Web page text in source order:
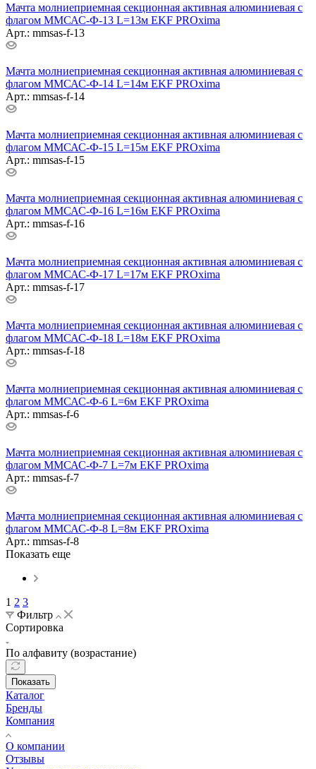
Мачта молниеприемная секционная активная алюминиевая c
флагом ММСАС-Ф-13 L=13м EKF PROxima
Арт.: mmsas-f-13
Мачта молниеприемная секционная активная алюминиевая c
флагом ММСАС-Ф-14 L=14м EKF PROxima
Арт.: mmsas-f-14
Мачта молниеприемная секционная активная алюминиевая c
флагом ММСАС-Ф-15 L=15м EKF PROxima
Арт.: mmsas-f-15
Мачта молниеприемная секционная активная алюминиевая c
флагом ММСАС-Ф-16 L=16м EKF PROxima
Арт.: mmsas-f-16
Мачта молниеприемная секционная активная алюминиевая c
флагом ММСАС-Ф-17 L=17м EKF PROxima
Арт.: mmsas-f-17
Мачта молниеприемная секционная активная алюминиевая c
флагом ММСАС-Ф-18 L=18м EKF PROxima
Арт.: mmsas-f-18
Мачта молниеприемная секционная активная алюминиевая c
флагом ММСАС-Ф-6 L=6м EKF PROxima
Арт.: mmsas-f-6
Мачта молниеприемная секционная активная алюминиевая c
флагом ММСАС-Ф-7 L=7м EKF PROxima
Арт.: mmsas-f-7
Мачта молниеприемная секционная активная алюминиевая c
флагом ММСАС-Ф-8 L=8м EKF PROxima
Арт.: mmsas-f-8
Показать еще
1 2 3
Фильтр
Сортировка
По алфавиту (возрастание)
Показать
Каталог
Бренды
Компания
О компании
Отзывы